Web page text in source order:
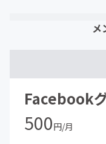
メ
Facebook
500円/月